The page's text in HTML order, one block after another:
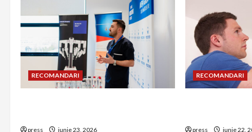
RECOMANDARI
press iunie 23, 2026
RECOMANDARI
press iunie 22,